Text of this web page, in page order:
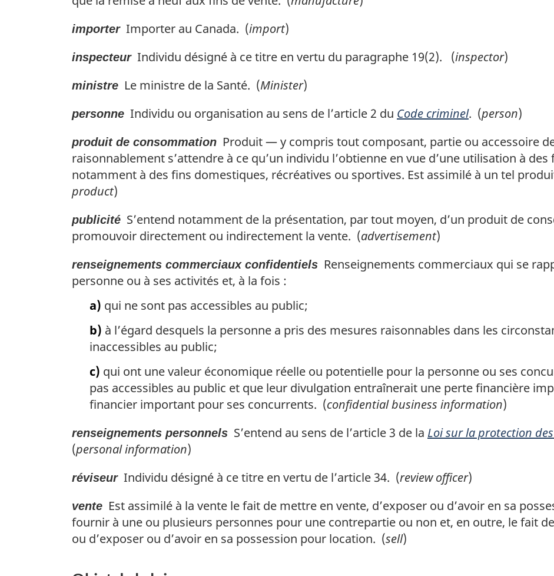
importerImporter au Canada. (import)
inspecteurIndividu désigné à ce titre en vertu du paragraphe 19(2). (inspector)
ministre Le ministre de la Santé. (Minister)
personne Individu ou organisation au sens de l’article 2 du Code criminel. (person)
produit de consommation Produit — y compris tout composant, partie ou accessoire
raisonnablement s’attendre à ce qu’un individu l’obtienne en vue d’une utilisation à
notamment à des fins domestiques, récréatives ou sportives. Est assimilé à un tel
product)
publicité S’entend notamment de la présentation, par tout moyen, d’un produit de
promouvoir directement ou indirectement la vente. (advertisement)
renseignements commerciaux confidentiels Renseignements commerciaux qui se
personne ou à ses activités et, à la fois :
a) qui ne sont pas accessibles au public;
b) à l’égard desquels la personne a pris des mesures raisonnables dans les
inaccessibles au public;
c) qui ont une valeur économique réelle ou potentielle pour la personne ou ses
pas accessibles au public et que leur divulgation entraînerait une perte financière
financier important pour ses concurrents. (confidential business information)
renseignements personnels S’entend au sens de l’article 3 de la Loi sur la protection
(personal information)
réviseurIndividu désigné à ce titre en vertu de l’article 34. (review officer)
vente Est assimilé à la vente le fait de mettre en vente, d’exposer ou d’avoir en sa
fournir à une ou plusieurs personnes pour une contrepartie ou non et, en outre, le fait
ou d’exposer ou d’avoir en sa possession pour location. (sell)